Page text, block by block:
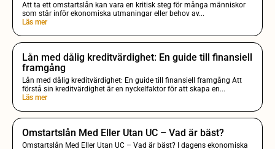
Att ta ett omstartslån kan vara en kritisk steg för många människor
som står inför ekonomiska utmaningar eller behov av...
Läs mer
Lån med dålig kreditvärdighet: En guide till finansiell
framgång
Lån med dålig kreditvärdighet: En guide till finansiell framgång Att
förstå sin kreditvärdighet är en nyckelfaktor för att skapa en...
Läs mer
Omstartslån Med Eller Utan UC – Vad är bäst?
Omstartslån Med Eller Utan UC – Vad är bäst? I dagens ekonomiska